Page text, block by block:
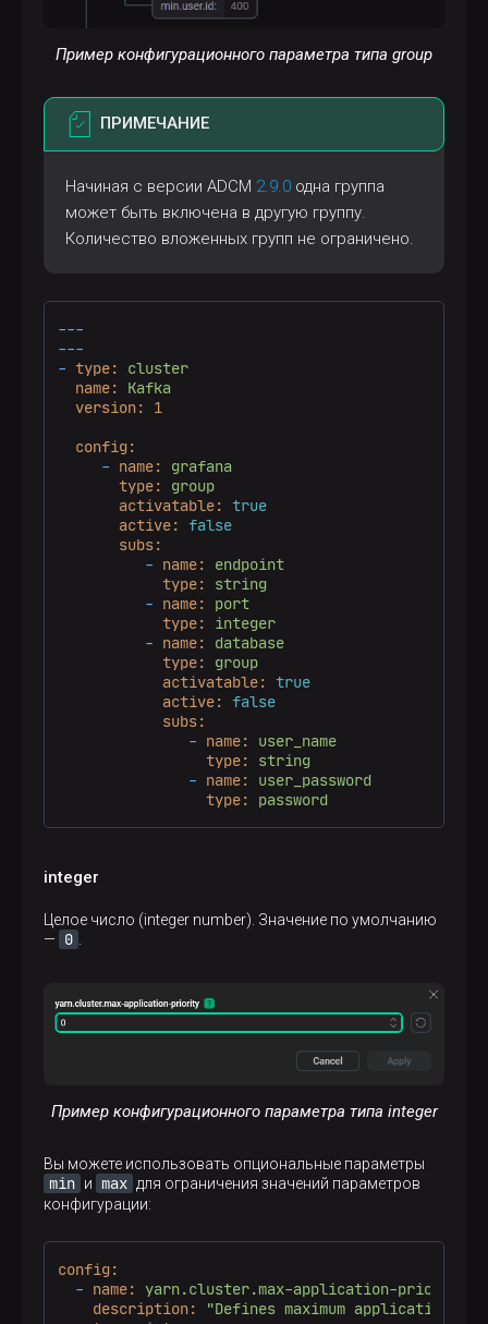
Пример конфигурационного параметра типа group
ПРИМЕЧАНИЕ
Начиная с версии ADCM 2.9.0 одна группа
может быть включена в другую группу.
Количество вложенных групп не ограничено.
---
---
- type:
cluster
name:
Kafka
version:
1
config:
- name:
grafana
type:
group
activatable: true
active: false
subs:
- name:
endpoint
type:
string
- name:
port
type:
integer
- name:
database
type:
group
activatable: true
active: false
subs:
- name:
user_name
type:
string
- name:
user_password
type:
password
integer
Целое число (integer number). Значение по умолчанию
—
0 .
Пример конфигурационного параметра типа integer
Вы можете использовать опциональные параметры
min и max для ограничения значений параметров
конфигурации:
config:
- name: yarn.cluster.max-application-priority
description:
"Defines maximum